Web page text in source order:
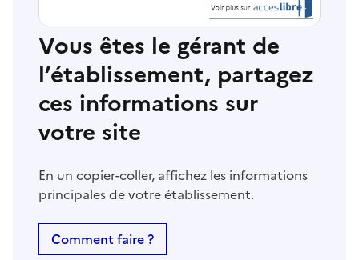
Vous êtes le gérant de
l’établissement, partagez
ces informations sur
votre site
En un copier-coller, affichez les informations
principales de votre établissement.
Comment faire ?